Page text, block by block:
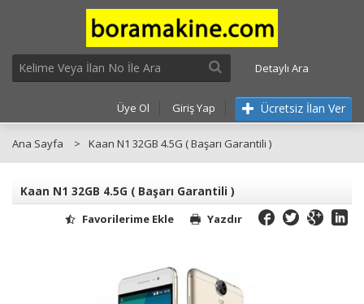
Detaylı Ara
Üye Ol Giriş Yap Ücretsiz İlan Ver
Ana Sayfa Kaan N1 32GB 4.5G ( Başarı Garantili )
Kaan N1 32GB 4.5G ( Başarı Garantili )
Favorilerime Ekle
Yazdır